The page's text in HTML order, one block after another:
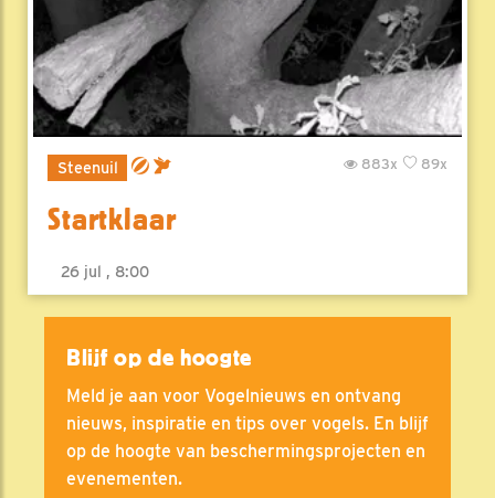
Steenuil 89x
883x
Startklaar
26 jul , 8:00
Blijf op de hoogte
Meld je aan voor Vogelnieuws en ontvang
nieuws, inspiratie en tips over vogels. En blijf
op de hoogte van beschermingsprojecten en
evenementen.